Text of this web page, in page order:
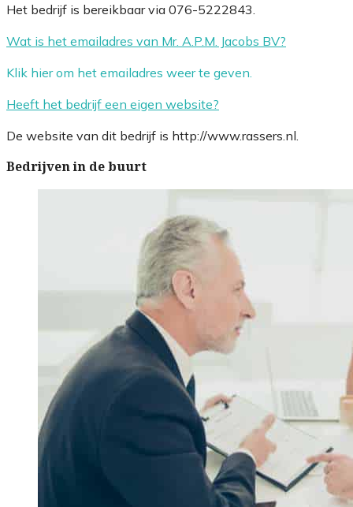
Het bedrijf is bereikbaar via 076-5222843.
Wat is het emailadres van Mr. A.P.M. Jacobs BV?
Klik hier om het emailadres weer te geven.
Heeft het bedrijf een eigen website?
De website van dit bedrijf is http://www.rassers.nl.
Bedrijven in de buurt